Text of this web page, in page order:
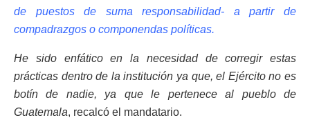
de puestos de suma responsabilidad- a partir de
compadrazgos o componendas políticas.
He sido enfático en la necesidad de corregir estas
prácticas dentro de la institución ya que, el Ejército no es
botín de nadie, ya que le pertenece al pueblo de
Guatemala, recalcó el mandatario.